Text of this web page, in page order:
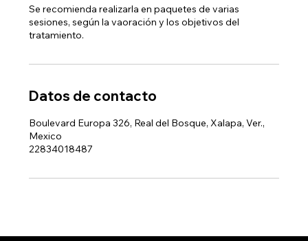
Se recomienda realizarla en paquetes de varias
sesiones, según la vaoración y los objetivos del
tratamiento.
Datos de contacto
Boulevard Europa 326, Real del Bosque, Xalapa, Ver.,
Mexico
22834018487